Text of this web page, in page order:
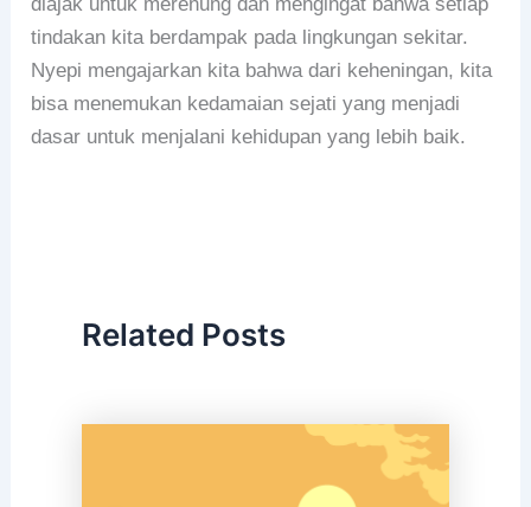
tindakan kita berdampak pada lingkungan sekitar.
Nyepi mengajarkan kita bahwa dari keheningan, kita
bisa menemukan kedamaian sejati yang menjadi
dasar untuk menjalani kehidupan yang lebih baik.
Related Posts